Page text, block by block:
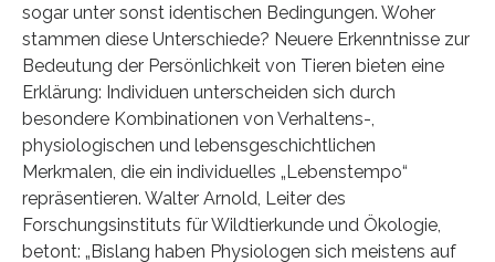
sogar unter sonst identischen Bedingungen. Woher
stammen diese Unterschiede? Neuere Erkenntnisse zur
Bedeutung der Persönlichkeit von Tieren bieten eine
Erklärung: Individuen unterscheiden sich durch
besondere Kombinationen von Verhaltens-,
physiologischen und lebensgeschichtlichen
Merkmalen, die ein individuelles „Lebenstempo“
repräsentieren. Walter Arnold, Leiter des
Forschungsinstituts für Wildtierkunde und Ökologie,
betont: „Bislang haben Physiologen sich meistens auf